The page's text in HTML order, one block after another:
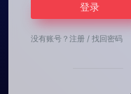
登录
没有账号？ 注册 / 找回密码